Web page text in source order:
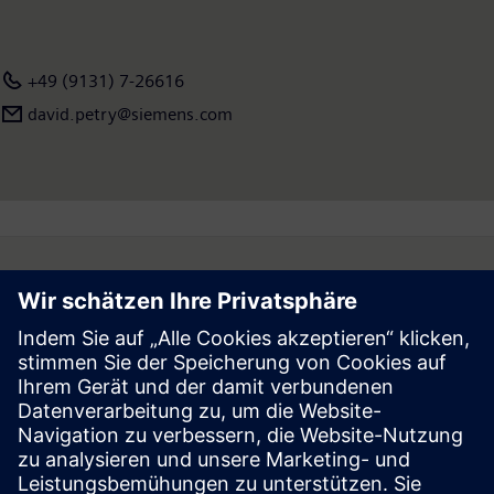
+49 (9131) 7-26616
david.petry@siemens.com
Follow
Press | Company | Siemens
© Siemens 1996 – 2026